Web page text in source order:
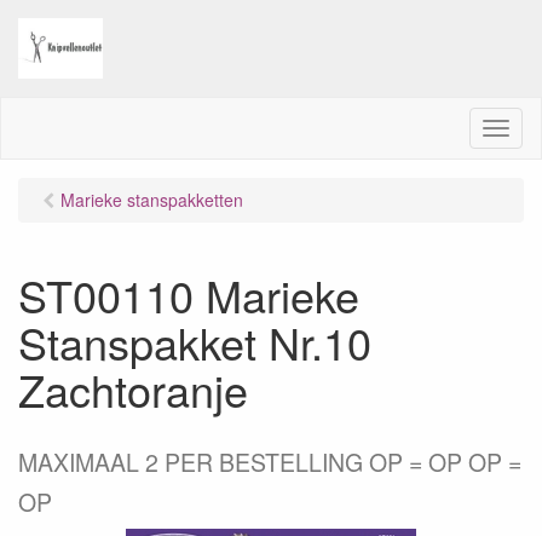
M
e
Marieke stanspakketten
ST00110 Marieke
Stanspakket Nr.10
Zachtoranje
MAXIMAAL 2 PER BESTELLING OP = OP OP =
OP